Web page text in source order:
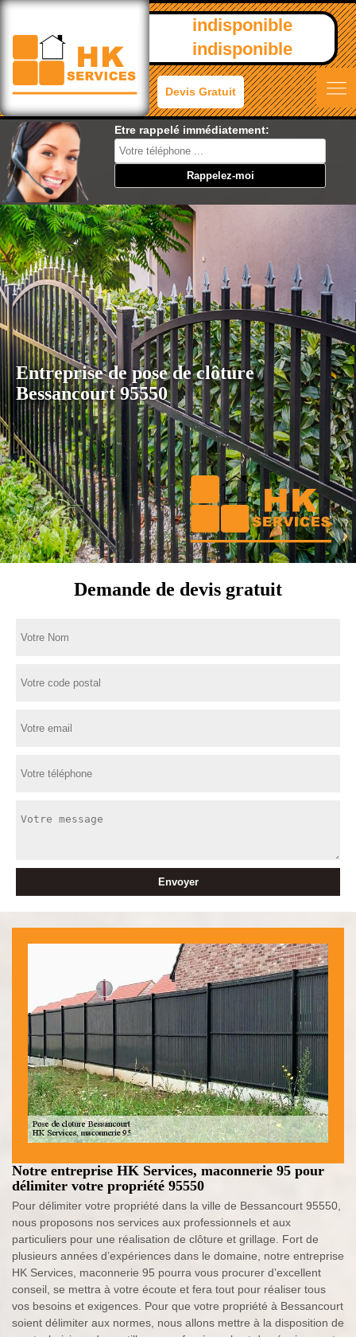
indisponible
indisponible
Devis Gratuit
Etre rappelé immédiatement:
Entreprise de pose de clôture
Bessancourt 95550
Demande de devis gratuit
Notre entreprise HK Services, maconnerie 95 pour
délimiter votre propriété 95550
Pour délimiter votre propriété dans la ville de Bessancourt 95550,
nous proposons nos services aux professionnels et aux
particuliers pour une réalisation de clôture et grillage. Fort de
plusieurs années d’expériences dans le domaine, notre entreprise
HK Services, maconnerie 95 pourra vous procurer d’excellent
conseil, se mettra à votre écoute et fera tout pour réaliser tous
vos besoins et exigences. Pour que votre propriété à Bessancourt
soient délimiter aux normes, nous allons mettre à la disposition de